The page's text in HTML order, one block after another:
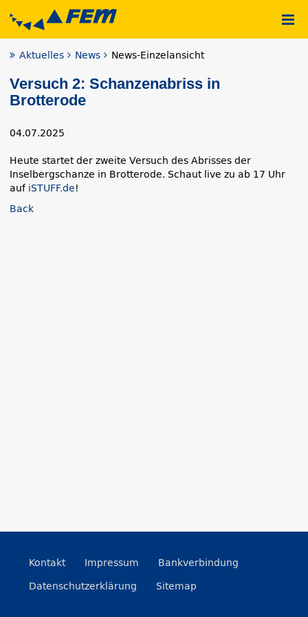
Aktuelles News News-Einzelansicht
Versuch 2: Schanzenabriss in
Brotterode
04.07.2025
Heute startet der zweite Versuch des Abrisses der
Inselbergschanze in Brotterode. Schaut live zu ab 17 Uhr
aufiSTUFF.de!
Back
Kontakt Impressum
Bankverbindung
Datenschutzerklärung
Sitemap